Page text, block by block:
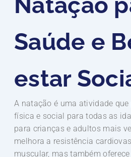
Saúde e
estar
A natação é uma atividade
física e social para todas as
para crianças e adultos mais
melhora a resistência
muscular, mas também